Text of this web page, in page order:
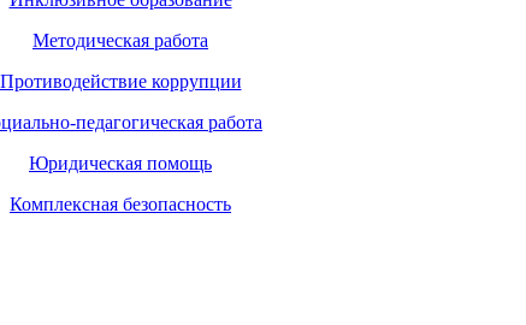
Методическая работа
Противодействие коррупции
педагогическая работа
Юридическая помощь
Комплексная безопасность